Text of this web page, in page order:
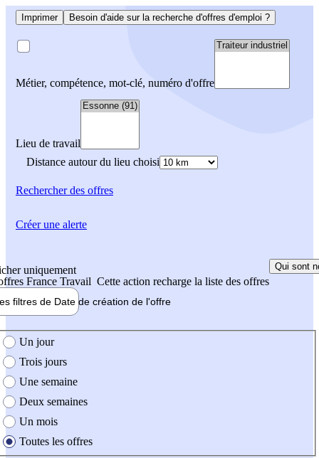
Imprimer Besoin d'aide sur la recherche d'offres d'emploi ?
Métier, compétence, mot-clé, numéro d'offre
Lieu de travail
Distance autour du lieu choisi
Rechercherdes offres
uniquement
France Travail Cette action recharge la liste des offres
Qui sont
filtres de Date de création de l'offre
création de l'offre
Un jour
Trois jours
Une semaine
Deux semaines
Un mois
Toutes les offres
Créer une alerte